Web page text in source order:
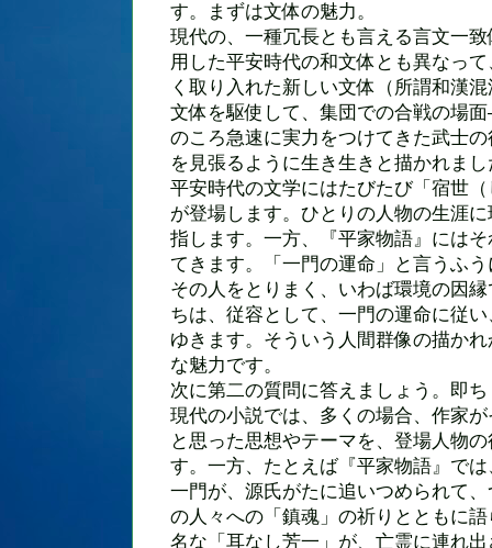
す。まずは文体の魅力。
現代の、一種冗長とも言える言文一
用した平安時代の和文体とも異なっ
く取り入れた新しい文体（所謂和漢
文体を駆使して、集団での合戦の場
のころ急速に実力をつけてきた武士
を見張るように生き生きと描かれま
平安時代の文学にはたびたび「宿世
が登場します。ひとりの人物の生涯
指します。一方、『平家物語』には
てきます。「一門の運命」と言うふ
その人をとりまく、いわば環境の因
ちは、従容として、一門の運命に従
ゆきます。そういう人間群像の描か
な魅力です。
次に第二の質問に答えましょう。即
現代の小説では、多くの場合、作家
と思った思想やテーマを、登場人物
す。一方、たとえば『平家物語』で
一門が、源氏がたに追いつめられて
の人々への「鎮魂」の祈りとともに
名な「耳なし芳一」が、亡霊に連れ